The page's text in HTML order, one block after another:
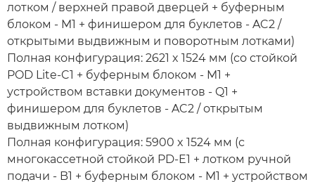
лотком / верхней правой дверцей + буферным
блоком - M1 + финишером для буклетов - AC2 /
открытыми выдвижным и поворотным лотками)
Полная конфигурация: 2621 x 1524 мм (со стойкой
POD Lite-C1 + буферным блоком - M1 +
устройством вставки документов - Q1 +
финишером для буклетов - AC2 / открытым
выдвижным лотком)
Полная конфигурация: 5900 x 1524 мм (с
многокассетной стойкой PD-E1 + лотком ручной
подачи - B1 + буферным блоком - M1 + устройством